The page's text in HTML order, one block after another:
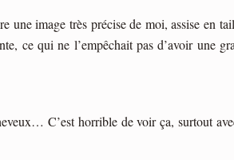
une image très précise de moi, assise en
ce qui ne l’empêchait pas d’avoir une
C’est horrible de voir ça, surtout